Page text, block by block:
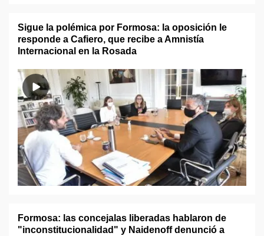
Sigue la polémica por Formosa: la oposición le
responde a Cafiero, que recibe a Amnistía
Internacional en la Rosada
Formosa: las concejalas liberadas hablaron de
"inconstitucionalidad" y Naidenoff denunció a